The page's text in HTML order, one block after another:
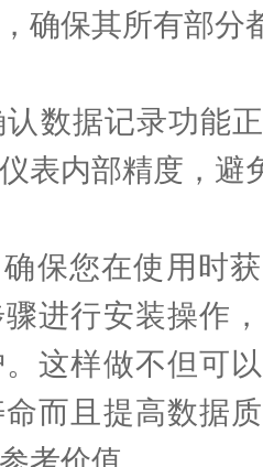
确保其所有部分
据记录功能正
表内部精度，避
您在使用时获
进行安装操作
这样做不但可
而且提高数据